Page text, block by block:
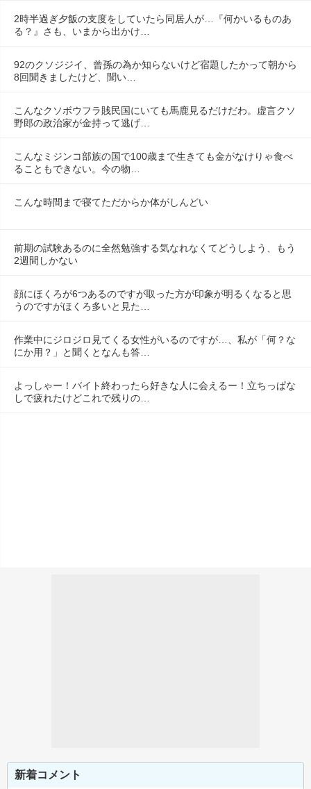
2時半過ぎ夕飯の支度をしていたら同居人が…『何かいるものあ
る？』さも、いまから出かけ…
92のクソジジイ、曾孫の為か知らないけど宿題したかって朝から
8回聞きましたけど、聞い…
こんなクソボウフラ賎民国にいても馬鹿見るだけだわ。虚言クソ
野郎の政治家が金持って逃げ…
こんなミジンコ部族の国で100歳まで生きても金がなけりゃ食べ
ることもできない。今の物…
こんな時間まで寝てただからか体がしんどい
前期の試験あるのに全然勉強する気なれなくてどうしよう、もう
2週間しかない
顔にほくろが6つあるのですが取った方が印象が明るくなると思
うのですがほくろ多いと見た…
作業中にジロジロ見てくる女性がいるのですが…、私が「何？な
にか用？」と聞くとなんも答…
よっしゃー！バイト終わったら好きな人に会えるー！立ちっぱな
しで疲れたけどこれで残りの…
新着コメント